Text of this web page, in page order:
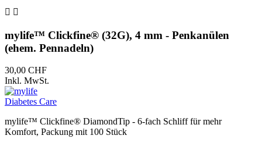
 
mylife™ Clickfine® (32G), 4 mm - Penkanülen
(ehem. Pennadeln)
30,00 CHF
Inkl. MwSt.
mylife™ Clickfine® DiamondTip - 6-fach Schliff für mehr
Komfort, Packung mit 100 Stück